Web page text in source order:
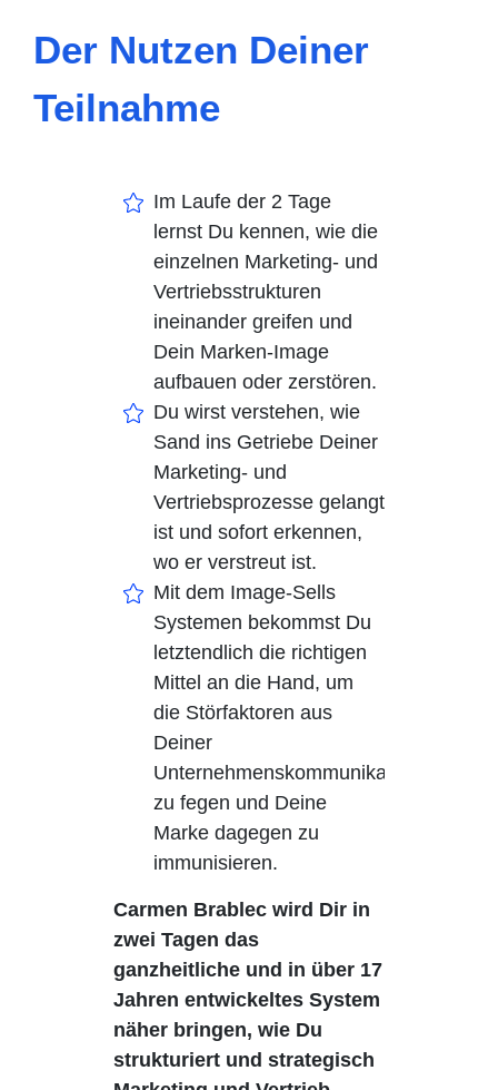
Der Nutzen Deiner
Teilnahme
Im Laufe der 2 Tage
lernst Du kennen, wie die
einzelnen Marketing- und
Vertriebsstrukturen
ineinander greifen und
Dein Marken-Image
aufbauen oder zerstören.
Du wirst verstehen, wie
Sand ins Getriebe Deiner
Marketing- und
Vertriebsprozesse gelangt
ist und sofort erkennen,
wo er verstreut ist.
Mit dem Image-Sells
Systemen bekommst Du
letztendlich die richtigen
Mittel an die Hand, um
die Störfaktoren aus
Deiner
Unternehmenskommunikation
zu fegen und Deine
Marke dagegen zu
immunisieren.
Carmen Brablec wird Dir in
zwei Tagen das
ganzheitliche und in über 17
Jahren entwickeltes System
näher bringen, wie Du
strukturiert und strategisch